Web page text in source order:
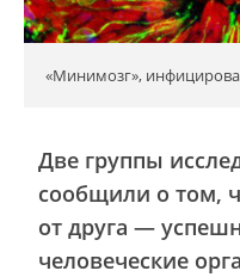
«Минимозг»,
Две группы
сообщили о том,
от друга —
человеческие